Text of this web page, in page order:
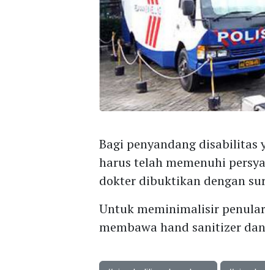
Bagi penyandang disabilitas
harus telah memenuhi
dokter dibuktikan dengan
Untuk meminimalisir
membawa hand sanitizer